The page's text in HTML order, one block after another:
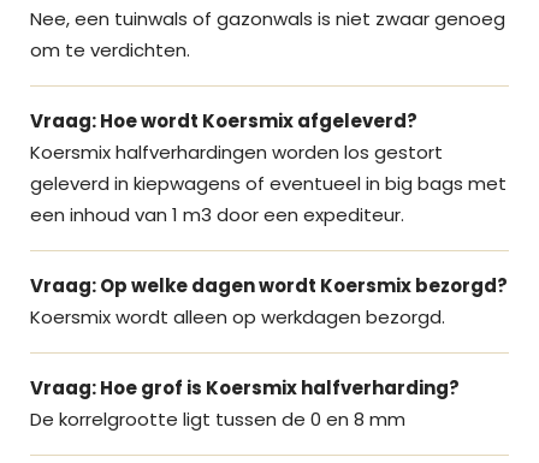
Nee, een tuinwals of gazonwals is niet zwaar genoeg
om te verdichten.
Vraag: Hoe wordt Koersmix afgeleverd?
Koersmix halfverhardingen worden los gestort
geleverd in kiepwagens of eventueel in big bags met
een inhoud van 1 m3 door een expediteur.
Vraag: Op welke dagen wordt Koersmix bezorgd?
Koersmix wordt alleen op werkdagen bezorgd.
Vraag: Hoe grof is Koersmix halfverharding?
De korrelgrootte ligt tussen de 0 en 8 mm